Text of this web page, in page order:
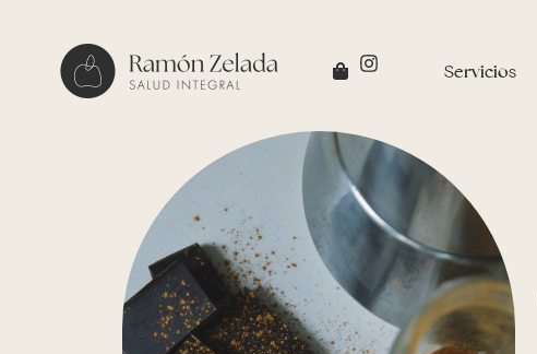
Servicios